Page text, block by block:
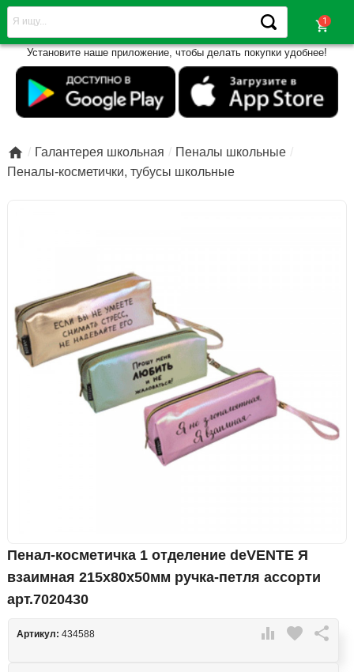
shopping_cart
Установите наше приложение, чтобы делать покупки удобнее!
 Галантерея школьная
Пеналы школьные
Пеналы-косметички, тубусы школьные
Пенал-косметичка 1 отделение deVENTE Я
взаимная 215x80x50мм ручка-петля ассорти
арт.7020430
 favorite 
Артикул: 434588